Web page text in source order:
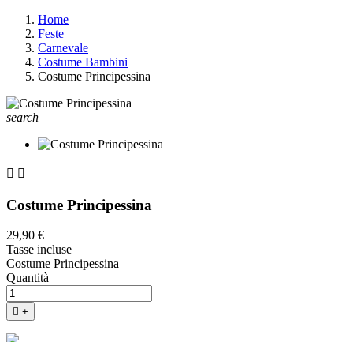
Home
Feste
Carnevale
Costume Bambini
Costume Principessina
search
 
Costume Principessina
29,90 €
Tasse incluse
Costume Principessina
Quantità
 +